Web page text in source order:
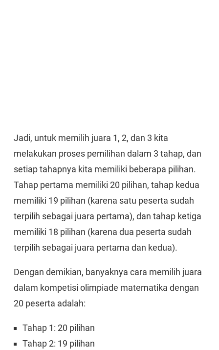
Jadi, untuk memilih juara 1, 2, dan 3 kita
melakukan proses pemilihan dalam 3 tahap, dan
setiap tahapnya kita memiliki beberapa pilihan.
Tahap pertama memiliki 20 pilihan, tahap kedua
memiliki 19 pilihan (karena satu peserta sudah
terpilih sebagai juara pertama), dan tahap ketiga
memiliki 18 pilihan (karena dua peserta sudah
terpilih sebagai juara pertama dan kedua).
Dengan demikian, banyaknya cara memilih juara
dalam kompetisi olimpiade matematika dengan
20 peserta adalah:
Tahap 1: 20 pilihan
Tahap 2: 19 pilihan